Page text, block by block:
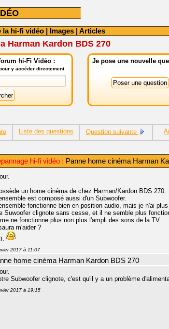
la hi-fi vidéo | Images | Articles
Harman Kardon BDS 270
hi-Fi Vidéo :
y accéder directement
Je pose une nouvelle
Liste des questions Question suivante
hi-fi vidéo : Panne home cinéma Harman
un home cinéma de chez Harman/Kardon BDS 270.
est composé aussi d'un Subwoofer.
fonctionne bien en position audio, mais je n'ai
Suwoofer clignote sans cesse, et il ne semble plus
ne fonctionne plus non plus l'ampli des sons de la TV.
m'aider ?
2017 à 11:07
home cinéma Harman Kardon BDS 270
Subwoofer clignote, c'est qu'il y a un problème
2017 à 19:15